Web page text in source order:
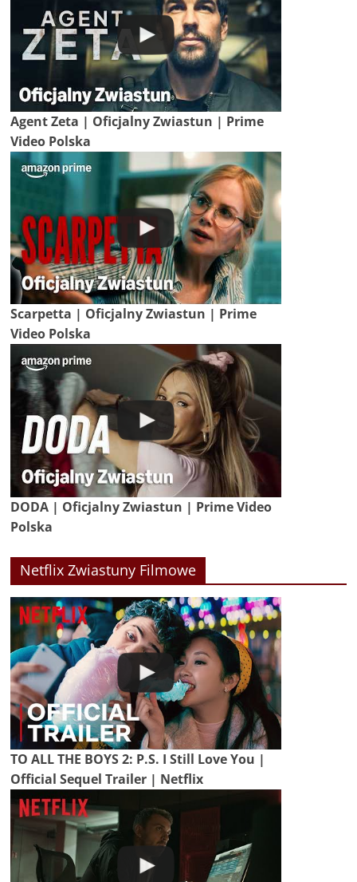
Agent Zeta | Oficjalny Zwiastun | Prime
Video Polska
Scarpetta | Oficjalny Zwiastun | Prime
Video Polska
DODA | Oficjalny Zwiastun | Prime Video
Polska
Netflix Zwiastuny Filmowe
TO ALL THE BOYS 2: P.S. I Still Love You |
Official Sequel Trailer | Netflix